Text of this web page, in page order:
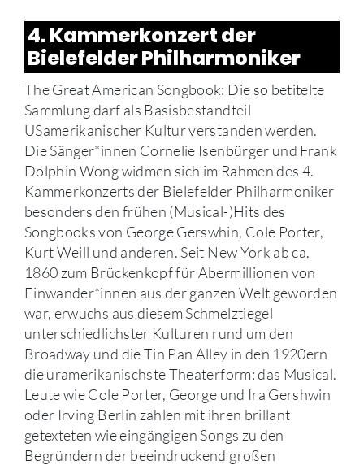
4. Kammerkonzert der
Bielefelder Philharmoniker
The Great American Songbook: Die so betitelte
Sammlung darf als Basisbestandteil
USamerikanischer Kultur verstanden werden.
Die Sänger*innen Cornelie Isenbürger und Frank
Dolphin Wong widmen sich im Rahmen des 4.
Kammerkonzerts der Bielefelder Philharmoniker
besonders den frühen (Musical-)Hits des
Songbooks von George Gerswhin, Cole Porter,
Kurt Weill und anderen. Seit New York ab ca.
1860 zum Brückenkopf für Abermillionen von
Einwander*innen aus der ganzen Welt geworden
war, erwuchs aus diesem Schmelztiegel
unterschiedlichster Kulturen rund um den
Broadway und die Tin Pan Alley in den 1920ern
die uramerikanischste Theaterform: das Musical.
Leute wie Cole Porter, George und Ira Gershwin
oder Irving Berlin zählen mit ihren brillant
getexteten wie eingängigen Songs zu den
Begründern der beeindruckend großen